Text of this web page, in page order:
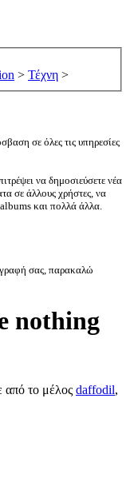
> Τέχνη >
σε όλες τις υπηρεσίες
να δημοσιεύσετε νέα
σε άλλους χρήστες, να
και πολλά άλλα.
σας, παρακαλώ
nothing
από το μέλος daffodil,